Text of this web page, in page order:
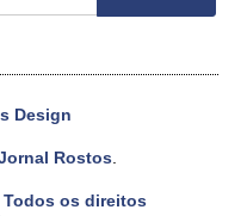
Design
Rostos.
os direitos